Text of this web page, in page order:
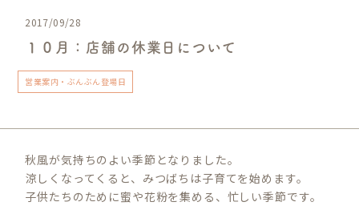
2017/09/28
１０月：店舗の休業日について
営業案内・ぶんぶん登場日
秋風が気持ちのよい季節となりました。
涼しくなってくると、みつばちは子育てを始めます。
子供たちのために蜜や花粉を集める、忙しい季節です。